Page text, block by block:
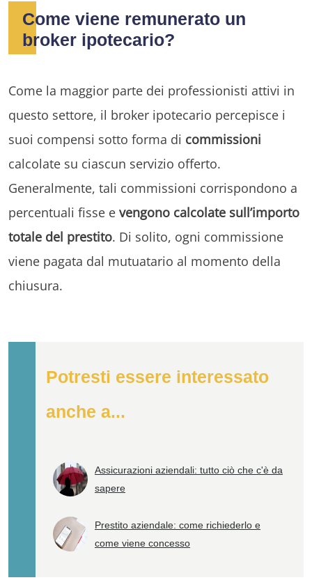
Come viene remunerato un
broker ipotecario?
Come la maggior parte dei professionisti attivi in
questo settore, il broker ipotecario percepisce i
suoi compensi sotto forma di commissioni
calcolate su ciascun servizio offerto.
Generalmente, tali commissioni corrispondono a
percentuali fisse e vengono calcolate sull’importo
totale del prestito. Di solito, ogni commissione
viene pagata dal mutuatario al momento della
chiusura.
Potresti essere interessato
anche a...
Assicurazioni aziendali: tutto ciò che c'è da
sapere
Prestito aziendale: come richiederlo e
come viene concesso